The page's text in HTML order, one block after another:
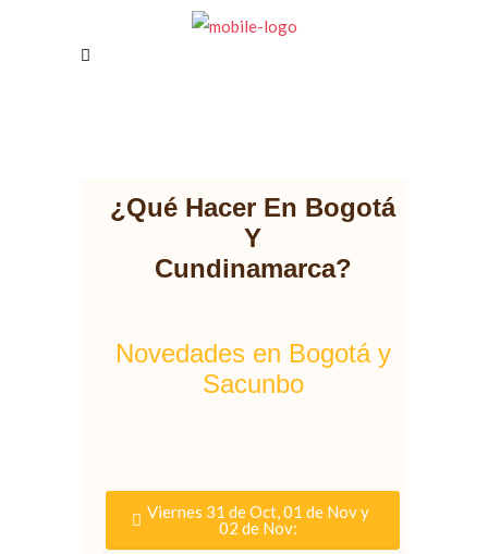
¿Qué Hacer En Bogotá
Y
Cundinamarca?
Novedades en Bogotá y
Sacunbo​
Viernes 31 de Oct, 01 de Nov y
02 de Nov: